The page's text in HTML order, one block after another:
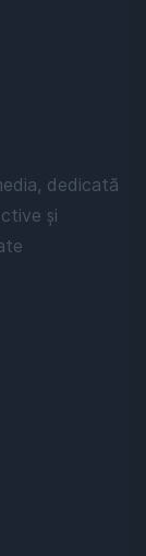
dedicată
și